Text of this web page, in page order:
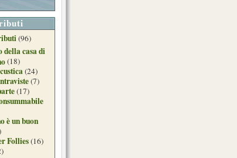
(96)
della casa di
(18)
(24)
(7)
(17)
è un buon
Follies(16)